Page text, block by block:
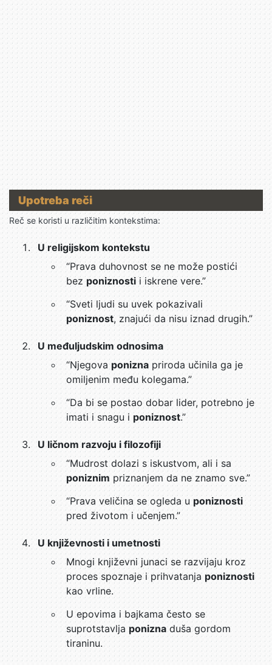
Upotreba reči
Reč se koristi u različitim kontekstima:
U religijskom kontekstu
“Prava duhovnost se ne može postići
bezponiznosti i iskrene vere.”
“Sveti ljudi su uvek pokazivali
poniznost, znajući da nisu iznad drugih.”
U međuljudskim odnosima
“Njegovaponizna priroda učinila ga je
omiljenim među kolegama.”
“Da bi se postao dobar lider, potrebno je
imati i snagu i poniznost.”
U ličnom razvoju i filozofiji
“Mudrost dolazi s iskustvom, ali i sa
poniznim priznanjem da ne znamo sve.”
“Prava veličina se ogleda uponiznosti
pred životom i učenjem.”
U književnosti i umetnosti
Mnogi književni junaci se razvijaju kroz
proces spoznaje i prihvatanja poniznosti
kao vrline.
U epovima i bajkama često se
suprotstavlja poniznaduša gordom
tiraninu.